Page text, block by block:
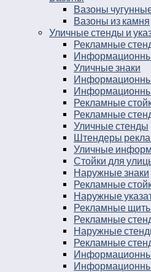
Вазоны
Вазоны из камня
Уличные стенды и
Рекламные
Уличные знаки
Рекламные
Рекламные
Уличные стенды
Штендеры
Уличные
Стойки для
Наружные знаки
Рекламные
Наружные
Рекламные
Рекламные
Наружные
Рекламные